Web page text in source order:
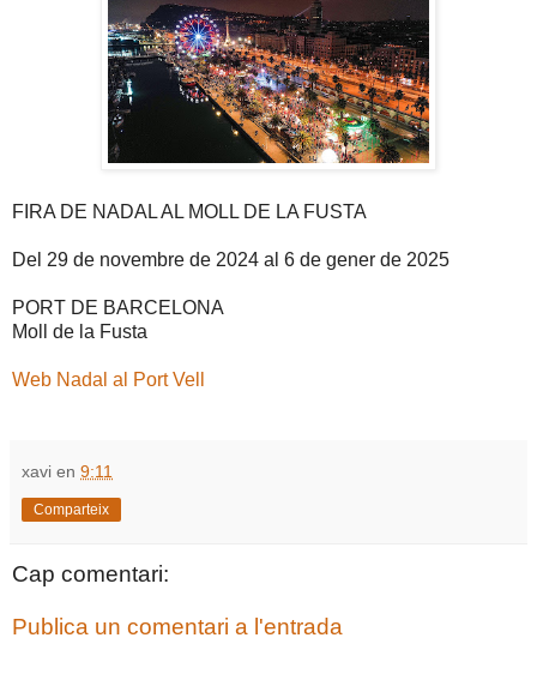
FIRA DE NADAL AL MOLL DE LA FUSTA
Del 29 de novembre de 2024 al 6 de gener de 2025
PORT DE BARCELONA
Moll de la Fusta
Web Nadal al Port Vell
xavi en 9:11
Comparteix
Cap comentari:
Publica un comentari a l'entrada